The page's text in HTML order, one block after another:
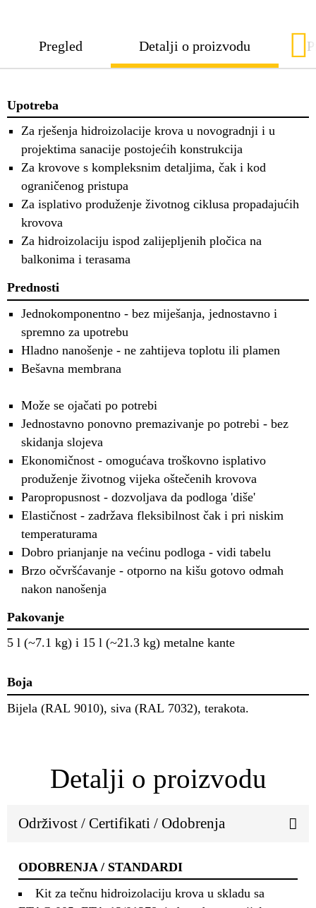
Pregled Detalji o proizvodu
Upotreba
Za rješenja hidroizolacije krova u novogradnji i u
projektima sanacije postojećih konstrukcija
Za krovove s kompleksnim detaljima, čak i kod
ograničenog pristupa
Za isplativo produženje životnog ciklusa propadajućih
krovova
Za hidroizolaciju ispod zalijepljenih pločica na
balkonima i terasama
Prednosti
Jednokomponentno - bez miješanja, jednostavno i
spremno za upotrebu
Hladno nanošenje - ne zahtijeva toplotu ili plamen
Bešavna membrana
Može se ojačati po potrebi
Jednostavno ponovno premazivanje po potrebi - bez
skidanja slojeva
Ekonomičnost - omogućava troškovno isplativo
produženje životnog vijeka oštečenih krovova
Paropropusnost - dozvoljava da podloga 'diše'
Elastičnost - zadržava fleksibilnost čak i pri niskim
temperaturama
Dobro prianjanje na većinu podloga - vidi tabelu
Brzo očvršćavanje - otporno na kišu gotovo odmah
nakon nanošenja
Pakovanje
5 l (~7.1 kg) i 15 l (~21.3 kg) metalne kante
Boja
Bijela (RAL 9010), siva (RAL 7032), terakota.
Detalji o proizvodu
Održivost / Certifikati / Odobrenja
ODOBRENJA / STANDARDI
Kit za tečnu hidroizolaciju krova u skladu sa